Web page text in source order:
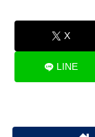
X
LINE